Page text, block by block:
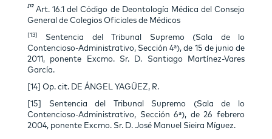
[12
Art. 16.1 del Código de Deontología Médica del Consejo
General de Colegios Oficiales de Médicos
[13]
Sentencia del Tribunal Supremo (Sala de lo
Contencioso-Administrativo, Sección 4ª), de 15 de junio de
2011, ponente Excmo. Sr. D. Santiago Martínez-Vares
García.
[14] Op. cit. DE ÁNGEL YAGÜEZ, R.
[15] Sentencia del Tribunal Supremo (Sala de lo
Contencioso-Administrativo, Sección 6ª), de 26 febrero
2004, ponente Excmo. Sr. D. José Manuel Sieira Míguez.